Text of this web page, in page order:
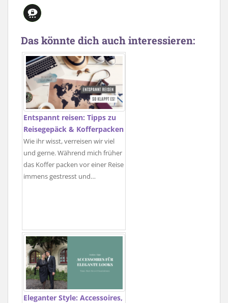
Das könnte dich auch interessieren:
Entspannt reisen: Tipps zu
Reisegepäck & Kofferpacken
Wie ihr wisst, verreisen wir viel
und gerne. Während mich früher
das Koffer packen vor einer Reise
immens gestresst und…
Eleganter Style: Accessoires,